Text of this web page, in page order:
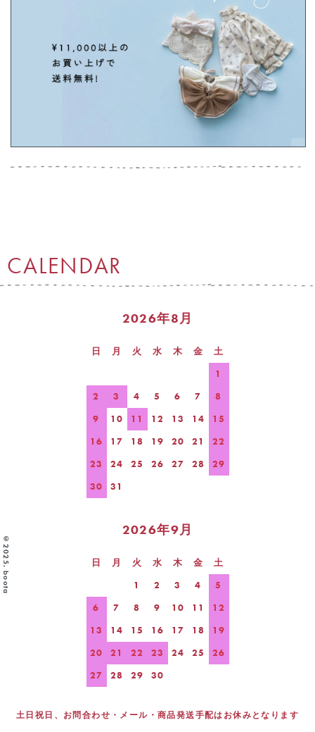
CALENDAR
2026年8月
日 月 火 水 木 金
土
1
2
3 4 5 6 7
8
9
10 11 12 13 14
15
16
17 18 19 20 21
22
23
24 25 26 27 28
29
30
31
2026年9月
日 月 火 水 木 金
土
1
2 3 4
5
6
7 8 9 10 11
12
13
14 15 16 17 18
19
20
21 22 23 24 25
26
27
28 29 30
土日祝日、お問合わせ・メール・商品発送手配はお休みとなります
©2025. boota